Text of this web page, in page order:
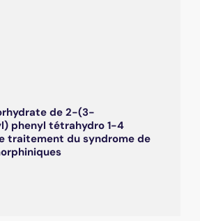
de 2-(3-
phenyl tétrahydro 1-4
traitement du syndrome de